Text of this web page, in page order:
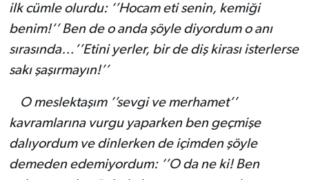
ilk cümle olurdu: ‘’Hocam eti senin, kemiği
benim!’’ Ben de o anda şöyle diyordum o anı
sırasında…’’Etini yerler, bir de diş kirası isterlerse
sakı şaşırmayın!’’
O meslektaşım ‘’sevgi ve merhamet’’
kavramlarına vurgu yaparken ben geçmişe
dalıyordum ve dinlerken de içimden şöyle
demeden edemiyordum: ‘’O da ne ki! Ben